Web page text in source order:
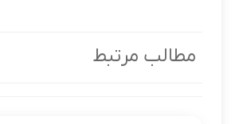
مطالب مرتبط